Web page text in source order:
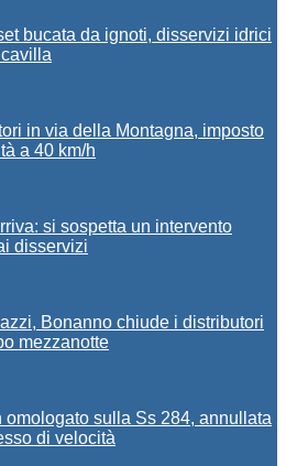
bucata da ignoti, disservizi idrici
in via della Montagna, imposto
a 40 km/h
si sospetta un intervento
disservizi
Bonanno chiude i distributori
mezzanotte
omologato sulla Ss 284, annullata
di velocità